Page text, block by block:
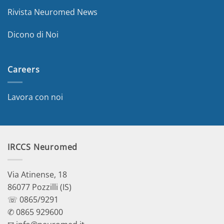
Rivista Neuromed News
Dicono di Noi
Careers
Lavora con noi
IRCCS Neuromed
Via Atinense, 18
86077 Pozzilli (IS)
☏ 0865/9291
✆ 0865 929600